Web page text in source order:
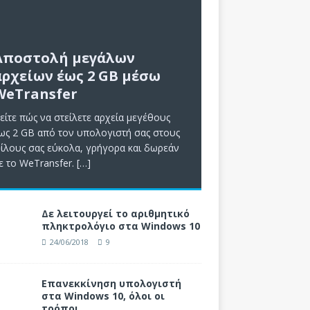
μεγάλων
έως 2 GB μέσω
πώς να στείλετε αρχεία μεγέθους
2 GB από τον υπολογιστή σας στους
σας εύκολα, γρήγορα και δωρεάν
το WeTransfer. […]
Δε λειτουργεί το αριθμητικό
πληκτρολόγιο στα Windows 10
24/06/2018 9
Επανεκκίνηση υπολογιστή
στα Windows 10, όλοι οι